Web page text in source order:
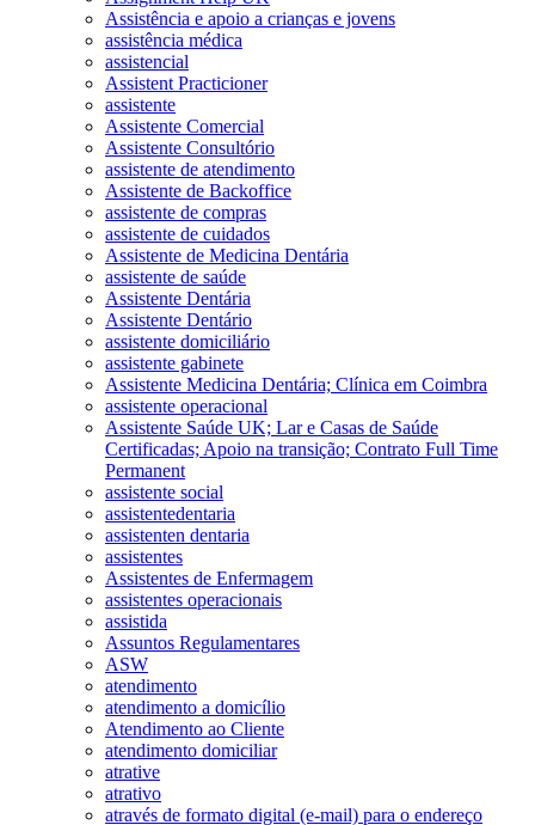
Assistência e apoio a crianças e jovens
assistência médica
assistencial
Assistent Practicioner
assistente
Assistente Comercial
Assistente Consultório
assistente de atendimento
Assistente de Backoffice
assistente de compras
assistente de cuidados
Assistente de Medicina Dentária
assistente de saúde
Assistente Dentária
Assistente Dentário
assistente domiciliário
assistente gabinete
Assistente Medicina Dentária; Clínica em Coimbra
assistente operacional
Assistente Saúde UK; Lar e Casas de Saúde
Certificadas; Apoio na transição; Contrato Full Time
Permanent
assistente social
assistentedentaria
assistenten dentaria
assistentes
Assistentes de Enfermagem
assistentes operacionais
assistida
Assuntos Regulamentares
ASW
atendimento
atendimento a domicílio
Atendimento ao Cliente
atendimento domiciliar
atrative
atrativo
através de formato digital (e-mail) para o endereço